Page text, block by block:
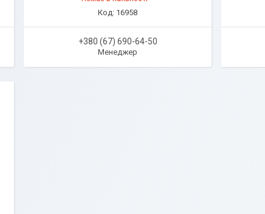
16958
+380 (67) 690-64-50
Менеджер